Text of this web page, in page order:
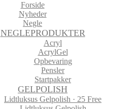
Forside
Nyheder
Negle
NEGLEPRODUKTER
Acryl
AcrylGel
Opbevaring
Pensler
Startpakker
GELPOLISH
Lidtluksus Gelpolish · 25 Free